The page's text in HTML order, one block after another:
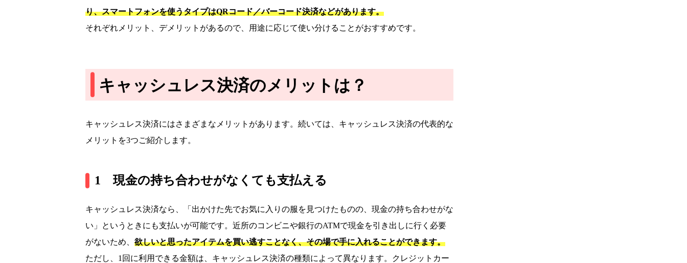
り、スマートフォンを使うタイプはQRコード／バーコード決済などがあります。
それぞれメリット、デメリットがあるので、用途に応じて使い分けることがおすすめです。
キャッシュレス決済のメリットは？
キャッシュレス決済にはさまざまなメリットがあります。続いては、キャッシュレス決済の代表的な
メリットを3つご紹介します。
1 現金の持ち合わせがなくても支払える
キャッシュレス決済なら、「出かけた先でお気に入りの服を見つけたものの、現金の持ち合わせがな
い」というときにも支払いが可能です。近所のコンビニや銀行のATMで現金を引き出しに行く必要
がないため、 欲しいと思ったアイテムを買い逃すことなく、その場で手に入れることができます。
ただし、1回に利用できる金額は、キャッシュレス決済の種類によって異なります。クレジットカー